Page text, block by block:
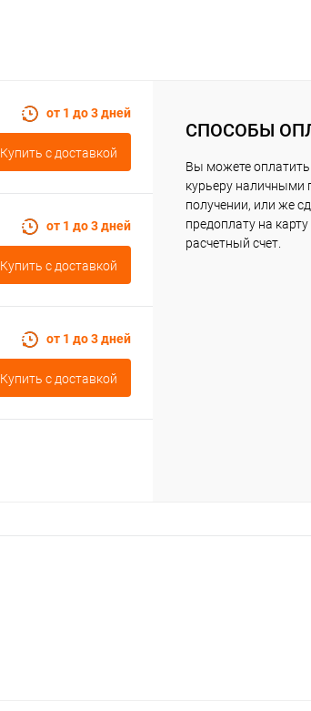
от 1 до 3 дней
Купить c доставкой
от 1 до 3 дней
Купить c доставкой
от 1 до 3 дней
Купить c доставкой
СПОСОБЫ
Вы можете оплатить
курьеру наличными
получении, или же
предоплату на карту
расчетный счет.